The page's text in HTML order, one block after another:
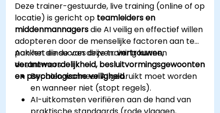
Deze trainer-gestuurde, live training (online of op
locatie) is gericht op teamleiders en
middenmannagersdie AI veilig en effectief willen
adopteren door de menselijke factoren aan te
pakken die succes drijven:vertrouwen,
verantwoordelijkheid, besluitvormingsgewoonten
en psychologische veiligheid.
Aan het einde van deze training kunnen
deelnemers:
Bepalen wanneer AI gebruikt moet worden
en wanneer niet (stopt regels).
AI-uitkomsten verifiëren aan de hand van